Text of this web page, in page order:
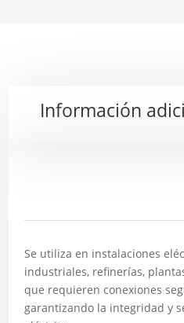
Información
Se utiliza en instalaciones
industriales, refinerías,
que requieren conexiones
garantizando la integridad y